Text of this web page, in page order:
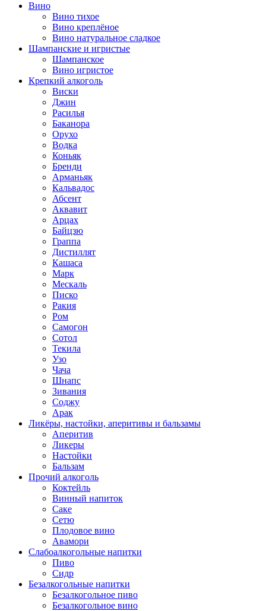
Вино
Вино тихое
Вино креплёное
Вино натуральное сладкое
Шампанские и игристые
Шампанское
Вино игристое
Крепкий алкоголь
Виски
Джин
Расилья
Баканора
Орухо
Водка
Коньяк
Бренди
Арманьяк
Кальвадос
Абсент
Аквавит
Арцах
Байцзю
Граппа
Дистиллят
Кашаса
Марк
Мескаль
Писко
Ракия
Ром
Самогон
Сотол
Текила
Узо
Чача
Шнапс
Зивания
Соджу
Арак
Ликёры, настойки, аперитивы и бальзамы
Аперитив
Ликеры
Настойки
Бальзам
Прочий алкоголь
Коктейль
Винный напиток
Саке
Сетю
Плодовое вино
Авамори
Слабоалкогольные напитки
Пиво
Сидр
Безалкогольные напитки
Безалкогольное пиво
Безалкогольное вино